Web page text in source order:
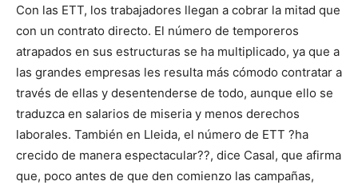
Con las ETT, los trabajadores llegan a cobrar la mitad que
con un contrato directo. El número de temporeros
atrapados en sus estructuras se ha multiplicado, ya que a
las grandes empresas les resulta más cómodo contratar a
través de ellas y desentenderse de todo, aunque ello se
traduzca en salarios de miseria y menos derechos
laborales. También en Lleida, el número de ETT ?ha
crecido de manera espectacular??, dice Casal, que afirma
que, poco antes de que den comienzo las campañas,